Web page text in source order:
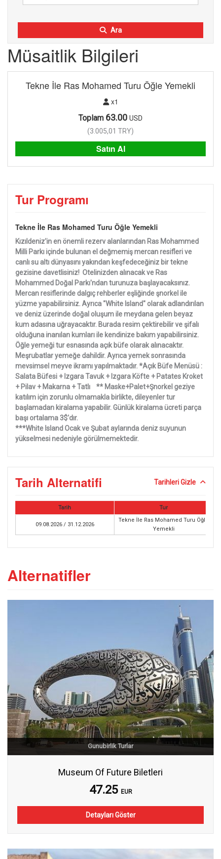
Ara
Müsaitlik Bilgileri
Tekne İle Ras Mohamed Turu Öğle Yemekli
x1
Toplam 63.00 USD
(3.005,01 TRY)
Satın Al
Tur Programı
Tekne İle Ras Mohamed Turu Öğle Yemekli
Kızıldeniz'in en önemli rezerv alanlarından Ras Mohammed
Milli Parkı içinde bulunan el değmemiş mercan resifleri ve
canlı su altı dünyasını yakından keşfedeceğiniz bir tekne
gezisine davetlisiniz! Otelinizden alınacak ve Ras
Mohammed Doğal Parkı'ndan turunuza başlayacaksınız.
Mercan resiflerinde dalgıç rehberler eşliğinde şnorkel ile
yüzme yapabilirsiniz. Ayrıca "White Island" olarak adlandırılan
ve deniz üzerinde doğal oluşum ile meydana gelen beyaz
kum adasına uğrayacaktır. Burada resim çektirebilir ve şifalı
olduğuna inanılan kumları ile kendinize bakım yapabilirsiniz.
Öğle yemeği tur esnasında açık büfe olarak alınacaktır.
Meşrubatlar yemeğe dahildir. Ayrıca yemek sonrasında
mevsimsel meyve ikramı yapılmaktadır. *Açık Büfe Menüsü :
Salata Büfesi + Izgara Tavuk + Izgara Köfte + Patates Kroket
+ Pilav + Makarna + Tatlı ** Maske+Palet+Şnorkel geziye
katılım için zorunlu olmamakla birlikte, dileyenler tur
başlamadan kiralama yapabilir. Günlük kiralama ücreti parça
başı ortalama 3$'dır.
***White Island Ocak ve Şubat aylarında deniz suyunun
yükselmesi nedeniyle görülmemektedir.
Tarih Alternatifi Tarihleri Gizle
Tarih Tur
09.08.2026 / 31.12.2026
Tekne İle Ras Mohamed Turu Öğle
Yemekli
Alternatifler
Gunubirlik Turlar
Museum Of Future Biletleri
47.25 EUR
Detayları Göster